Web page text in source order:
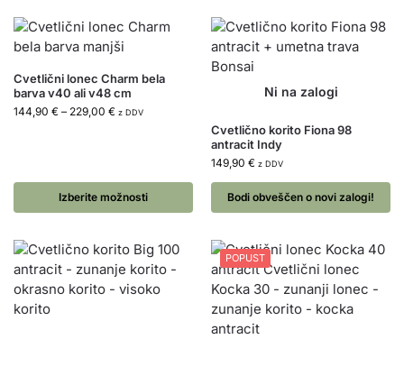
Cvetlični lonec Charm bela
barva v40 ali v48 cm
144,90 € – 229,00 € z DDV
Izberite možnosti
Cvetlično korito Fiona 98
antracit Indy
149,90 € z DDV
Bodi obveščen o novi zalogi!
POPUST